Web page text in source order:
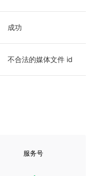
成功
不合法的媒体文件 id
服务号